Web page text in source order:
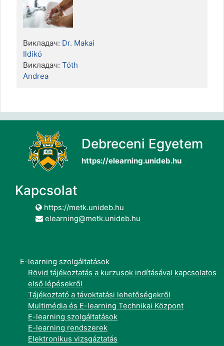
Викладач: Dr. Makai
Ildikó
Викладач: Tóth
Andrea
Debreceni Egyetem
https://elearning.unideb.hu
Kapcsolat
https://metk.unideb.hu
elearning@metk.unideb.hu
E-learning szolgáltatások
Rövid tájékoztatás a kurzusok indításával kapcsolatos
első lépésekről
Tájékoztató a távoktatási lehetőségekről
Multimédia és E-learning Technikai Központ
E-learning szolgáltatások
E-learning rendszerek
Elektronikus vizsgáztatás